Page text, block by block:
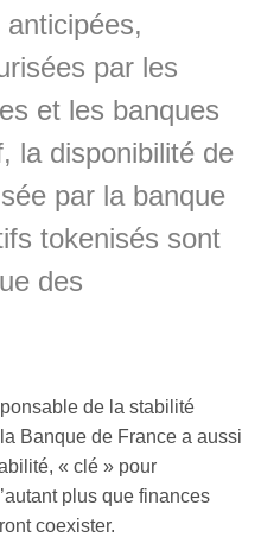
par les
et les banques
la disponibilité de
par la banque
tokenisés sont
des
de la stabilité
Banque de France a aussi
« clé » pour
plus que finances
coexister.